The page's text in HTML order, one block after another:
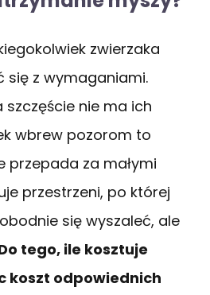
zwierzaka
się z wymaganiami.
nie ma ich
wbrew pozorom to
przepada za małymi
przestrzeni, po której
się wyszaleć, ale
tego, ile kosztuje
koszt odpowiednich